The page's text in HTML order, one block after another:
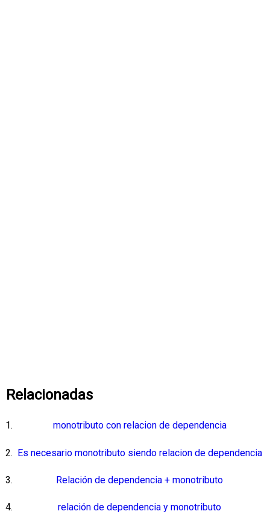
Relacionadas
monotributo con relacion de dependencia
Es necesario monotributo siendo relacion de dependencia
Relación de dependencia + monotributo
relación de dependencia y monotributo